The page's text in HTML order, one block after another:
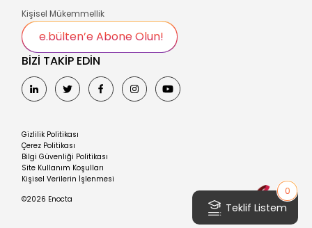
BİZİ TAKİP EDİN
Gizlilik Politikası
Çerez Politikası
Bilgi Güvenliği Politikası
Site Kullanım Koşulları
Kişisel Verilerin İşlenmesi
Kişisel Mükemmellik
e.bülten’e Abone Olun!
©2026 Enocta
Teklif Listem
0